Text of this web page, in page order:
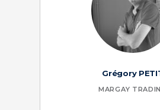
Grégory
MARGAY